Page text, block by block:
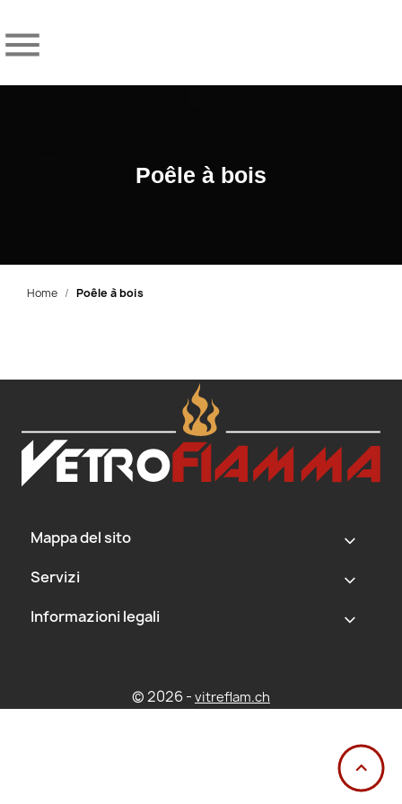

Poêle à bois
Home Poêle à bois
Mappa del sito ‹
Servizi ‹
Informazioni legali ‹
© 2026 - vitreflam.ch
‹